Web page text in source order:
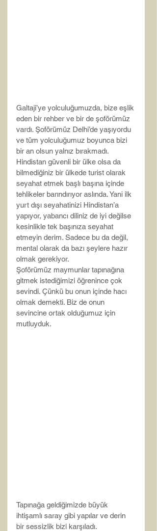
Galtaji’ye yolculuğumuzda, bize eşlik
eden bir rehber ve bir de şoförümüz
vardı. Şoförümüz Delhi’de yaşıyordu
ve tüm yolculuğumuz boyunca bizi
bir an olsun yalnız bırakmadı.
Hindistan güvenli bir ülke olsa da
bilmediğiniz bir ülkede turist olarak
seyahat etmek başlı başına içinde
tehlikeler barındırıyor aslında. Yani ilk
yurt dışı seyahatinizi Hindistan’a
yapıyor, yabancı diliniz de iyi değilse
kesinlikle tek başınıza seyahat
etmeyin derim. Sadece bu da değil,
mental olarak da bazı şeylere hazır
olmak gerekiyor.
Şoförümüz maymunlar tapınağına
gitmek istediğimizi öğrenince çok
sevindi. Çünkü bu onun içinde hacı
olmak demekti. Biz de onun
sevincine ortak olduğumuz için
mutluyduk.
Tapınağa geldiğimizde büyük
ihtişamlı saray gibi yapılar ve derin
bir sessizlik bizi karşıladı.